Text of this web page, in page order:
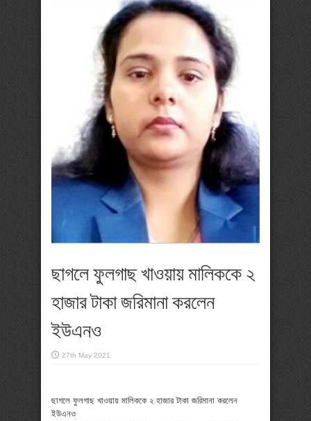
ছাগলে ফুলগাছ খাওয়ায় মালিককে ২
হাজার টাকা জরিমানা করলেন
ইউএনও
27th May 2021
ছাগলে ফুলগাছ খাওয়ায় মালিককে ২ হাজার টাকা জরিমানা করলেন
ইউএনও